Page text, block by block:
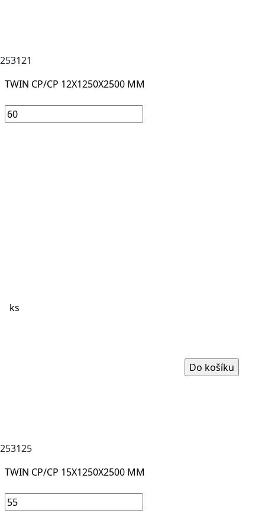
253121
TWIN CP/CP 12X1250X2500 MM
ks
253125
TWIN CP/CP 15X1250X2500 MM